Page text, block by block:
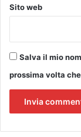
Sito web
Salva il mio
prossima volta